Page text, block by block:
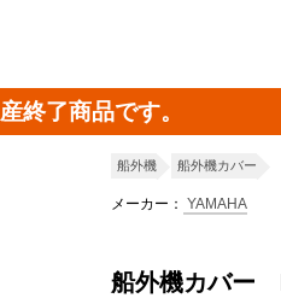
終了商品です。
船外機 船外機カバー
メーカー： YAMAHA
船外機カバー